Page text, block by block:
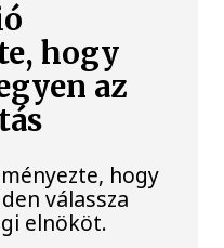
hogy
az
hogy
válassza
elnököt.